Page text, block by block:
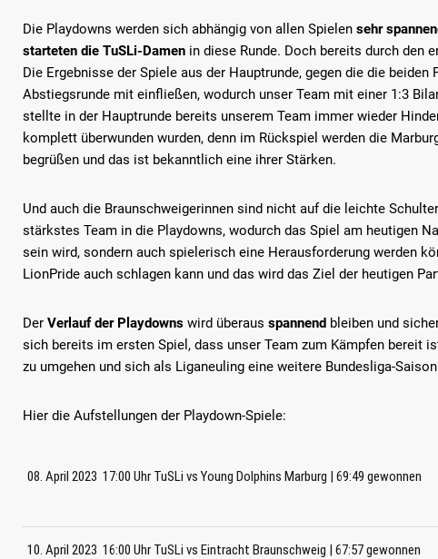
Die Playdowns werden sich abhängig von allen Spielen sehr
starteten die TuSLi-Damen in diese Runde. Doch bereits durch den
Die Ergebnisse der Spiele aus der Hauptrunde, gegen die die
Abstiegsrunde mit einfließen, wodurch unser Team mit einer 1:3
stellte in der Hauptrunde bereits unserem Team immer wieder
komplett überwunden wurden, denn im Rückspiel werden die
begrüßen und das ist bekanntlich eine ihrer Stärken.
Und auch die Braunschweigerinnen sind nicht auf die leichte
stärkstes Team in die Playdowns, wodurch das Spiel am heutigen
sein wird, sondern auch spielerisch eine Herausforderung werden
LionPride auch schlagen kann und das wird das Ziel der heutigen
Der Verlauf der Playdowns wird überaus spannend bleiben und
sich bereits im ersten Spiel, dass unser Team zum Kämpfen bereit
zu umgehen und sich als Liganeuling eine weitere Bundesliga-
Hier die Aufstellungen der Playdown-Spiele:
08. April 2023 17:00 Uhr TuSLi vs Young Dolphins Marburg | 69:49 gewonnen
10. April 2023 16:00 Uhr TuSLi vs Eintracht Braunschweig | 67:57 gewonnen